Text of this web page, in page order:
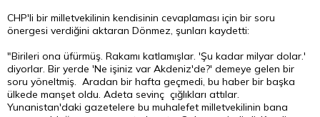
CHP'li bir milletvekilinin kendisinin cevaplaması için bir soru
önergesi verdiğini aktaran Dönmez, şunları kaydetti:
"Birileri ona üfürmüş. Rakamı katlamışlar. 'Şu kadar milyar dolar.'
diyorlar. Bir yerde 'Ne işiniz var Akdeniz'de?' demeye gelen bir
soru yöneltmiş. Aradan bir hafta geçmedi, bu haber bir başka
ülkede manşet oldu. Adeta sevinç çığlıkları attılar.
Yunanistan'daki gazetelere bu muhalefet milletvekilinin bana